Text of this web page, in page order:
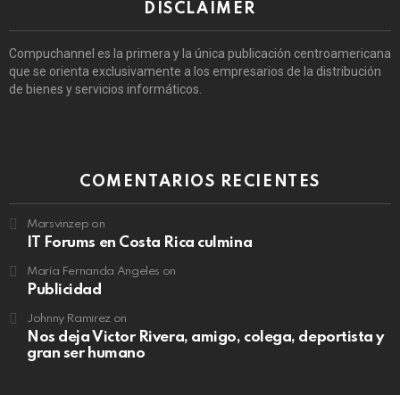
DISCLAIMER
Compuchannel es la primera y la única publicación centroamericana
que se orienta exclusivamente a los empresarios de la distribución
de bienes y servicios informáticos.
COMENTARIOS RECIENTES
Marsvinzep on
IT Forums en Costa Rica culmina
María Fernanda Angeles on
Publicidad
Johnny Ramirezon
Nos deja Victor Rivera, amigo, colega, deportista y
gran ser humano